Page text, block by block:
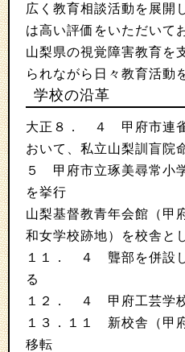
広く教育相談活動を展開
は高い評価をいただいて
山梨県の視覚障害教育を
られながら日々教育活動
学校の沿革
大正８． ４ 甲府市連雀
おいて、私立山梨訓盲院
５ 甲府市立琢美尋常小
を挙行
山梨基督教青年会館（
和女学校跡地）を校舎と
１１． ４ 聾部を併設
る
１２． ４ 甲府工芸学
１３．１１ 新校舎（甲
移転